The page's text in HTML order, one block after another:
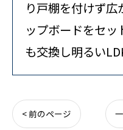
り戸棚を付けず
ップボードをセ
も交換し明るい
< 前のページ